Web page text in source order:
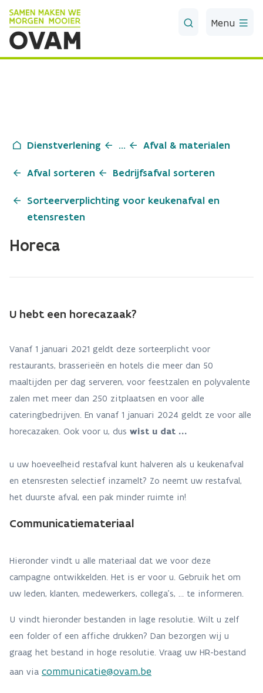
Skip to Main Content
Menu
Dienstverlening ... Afval & materialen
Afval sorteren Bedrijfsafval sorteren
Sorteerverplichting voor keukenafval en
etensresten
Horeca
U hebt een horecazaak?
Vanaf 1 januari 2021 geldt deze sorteerplicht voor
restaurants, brasserieën en hotels die meer dan 50
maaltijden per dag serveren, voor feestzalen en polyvalente
zalen met meer dan 250 zitplaatsen en voor alle
cateringbedrijven. En vanaf 1 januari 2024 geldt ze voor alle
horecazaken. Ook voor u, dus wist u dat …
u uw hoeveelheid restafval kunt halveren als u keukenafval
en etensresten selectief inzamelt? Zo neemt uw restafval,
het duurste afval, een pak minder ruimte in!
Communicatiemateriaal
Hieronder vindt u alle materiaal dat we voor deze
campagne ontwikkelden. Het is er voor u. Gebruik het om
uw leden, klanten, medewerkers, collega’s, … te informeren.
U vindt hieronder bestanden in lage resolutie. Wilt u zelf
een folder of een affiche drukken? Dan bezorgen wij u
graag het bestand in hoge resolutie. Vraag uw HR-bestand
aan via communicatie@ovam.be